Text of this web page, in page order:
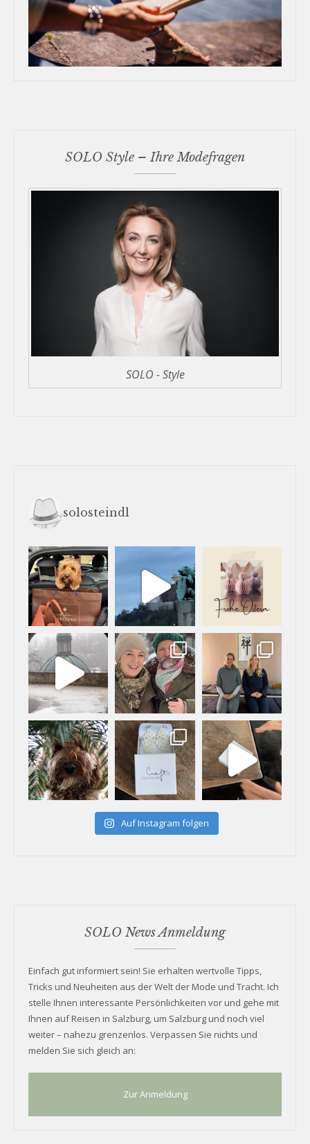
SOLO Style – Ihre Modefragen
SOLO - Style
solosteindl
Auf Instagram folgen
SOLO News Anmeldung
Einfach gut informiert sein! Sie erhalten wertvolle Tipps,
Tricks und Neuheiten aus der Welt der Mode und Tracht. Ich
stelle Ihnen interessante Persönlichkeiten vor und gehe mit
Ihnen auf Reisen in Salzburg, um Salzburg und noch viel
weiter – nahezu grenzenlos. Verpassen Sie nichts und
melden Sie sich gleich an:
Zur Anmeldung